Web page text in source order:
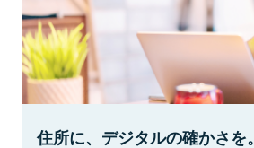
住所に、デジタルの確かさを。